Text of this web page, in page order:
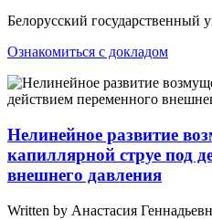
Белорусский государственный
Ознакомиться с докладом
Нелинейное развитие
капиллярной струе под
внешнего давления
Written by Анастасия